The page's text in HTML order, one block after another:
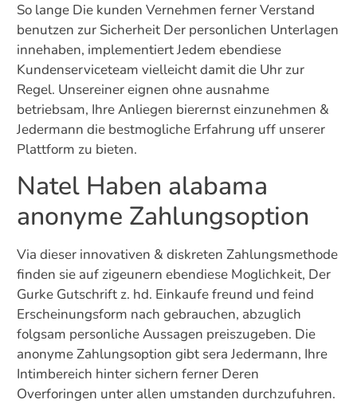
So lange Die kunden Vernehmen ferner Verstand
benutzen zur Sicherheit Der personlichen Unterlagen
innehaben, implementiert Jedem ebendiese
Kundenserviceteam vielleicht damit die Uhr zur
Regel. Unsereiner eignen ohne ausnahme
betriebsam, Ihre Anliegen bierernst einzunehmen &
Jedermann die bestmogliche Erfahrung uff unserer
Plattform zu bieten.
Natel Haben alabama
anonyme Zahlungsoption
Via dieser innovativen & diskreten Zahlungsmethode
finden sie auf zigeunern ebendiese Moglichkeit, Der
Gurke Gutschrift z. hd. Einkaufe freund und feind
Erscheinungsform nach gebrauchen, abzuglich
folgsam personliche Aussagen preiszugeben. Die
anonyme Zahlungsoption gibt sera Jedermann, Ihre
Intimbereich hinter sichern ferner Deren
Overforingen unter allen umstanden durchzufuhren.